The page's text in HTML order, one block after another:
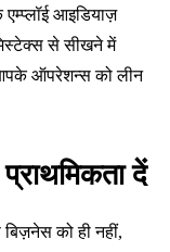
आइडियाज़
से सीखने में
ऑपरेशन्स को लीन
दें
को ही नहीं,